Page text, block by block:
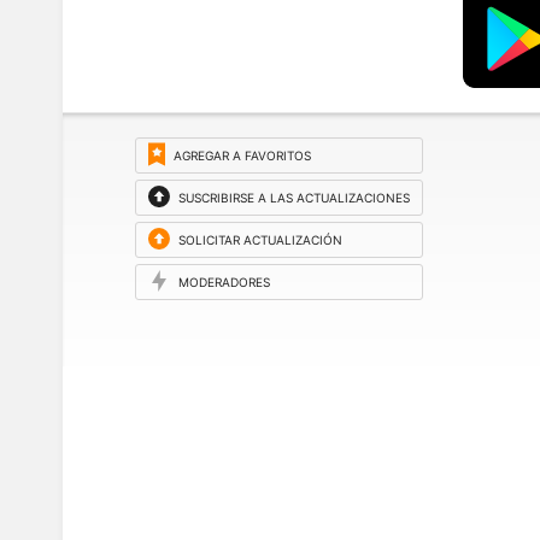
AGREGAR A FAVORITOS
SUSCRIBIRSE A LAS ACTUALIZACIONES
SOLICITAR ACTUALIZACIÓN
MODERADORES